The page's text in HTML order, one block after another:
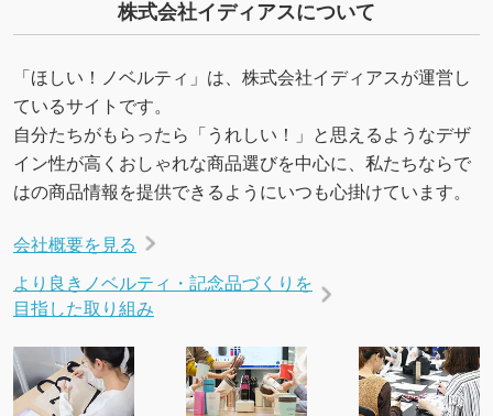
株式会社イディアスについて
「ほしい！ノベルティ」は、株式会社イディアスが運営し
ているサイトです。
自分たちがもらったら「うれしい！」と思えるようなデザ
イン性が高くおしゃれな商品選びを中心に、私たちならで
はの商品情報を提供できるようにいつも心掛けています。
会社概要を見る
より良きノベルティ・記念品づくりを
目指した取り組み